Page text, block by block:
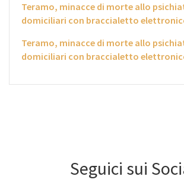
Teramo, minacce di morte allo
domiciliari con braccialetto
Teramo, minacce di morte allo
domiciliari con braccialetto
Seguici sui